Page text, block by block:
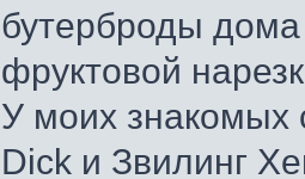
бутерброды дома
фруктовой
У моих знакомых
Dick и Звилинг